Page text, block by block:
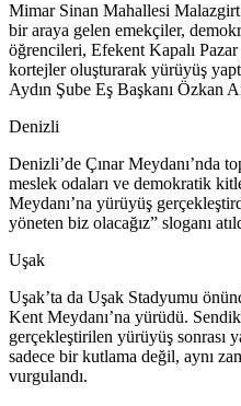
Mimar Sinan Mahallesi Malazgirt
bir araya gelen emekçiler,
öğrencileri, Efekent Kapalı
kortejler oluşturarak yürüyüş
Aydın Şube Eş Başkanı Özkan
Denizli
Denizli’de Çınar Meydanı’nda
meslek odaları ve demokratik
Meydanı’na yürüyüş
yöneten biz olacağız” sloganı
Uşak
Uşak’ta da Uşak Stadyumu
Kent Meydanı’na yürüdü.
gerçekleştirilen yürüyüş sonrası
sadece bir kutlama değil, aynı
vurgulandı.